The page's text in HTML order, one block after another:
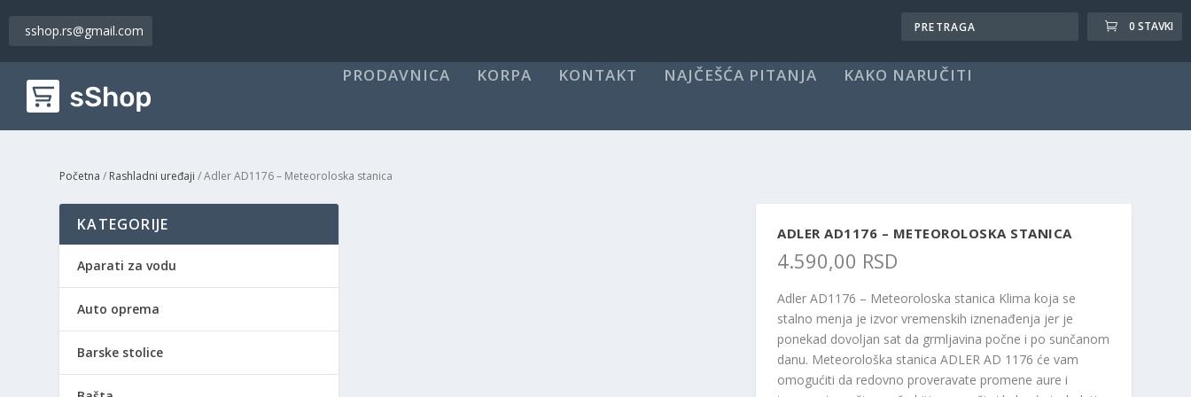
sshop.rs@gmail.com 0 STAVKI
PRODAVNICA KORPA KONTAKT NAJČEŠĆA PITANJA KAKO NARUČITI
Početna / Rashladni uređaji / Adler AD1176 – Meteoroloska stanica
ADLER AD1176 – METEOROLOSKA STANICA
4.590,00 RSD
Adler AD1176 – Meteoroloska stanica Klima koja se
stalno menja je izvor vremenskih iznenađenja jer je
ponekad dovoljan sat da grmljavina počne i po sunčanom
danu. Meteorološka stanica ADLER AD 1176 će vam
omogućiti da redovno proveravate promene aure i
KATEGORIJE
Aparati za vodu
Auto oprema
Barske stolice